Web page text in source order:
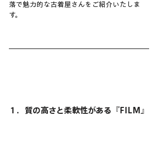
落で魅力的な古着屋さんをご紹介いたしま
す。
１．質の高さと柔軟性がある『FILM』